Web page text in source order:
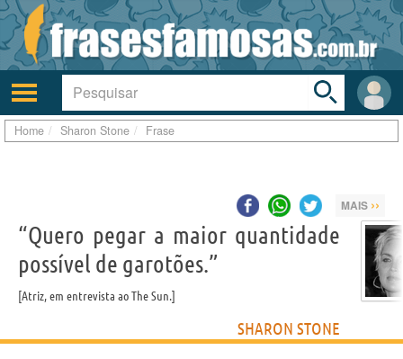
Ativar/desativar
a
navegação
Área
do
Toggle
search
bar
Home Sharon Stone Frase
MAIS ››
“Quero pegar a maior quantidade
possível de garotões.”
Atriz, em entrevista ao The Sun.
SHARON STONE